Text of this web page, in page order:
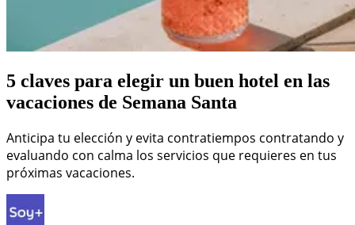
5 claves para elegir un buen hotel en las
vacaciones de Semana Santa
Anticipa tu elección y evita contratiempos contratando y
evaluando con calma los servicios que requieres en tus
próximas vacaciones.